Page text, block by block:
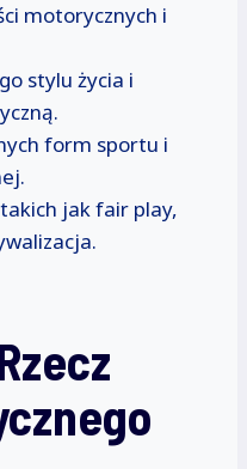
motorycznych i
stylu życia i
form sportu i
jak fair play,